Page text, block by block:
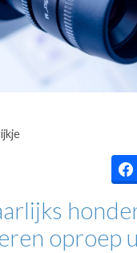
oproep